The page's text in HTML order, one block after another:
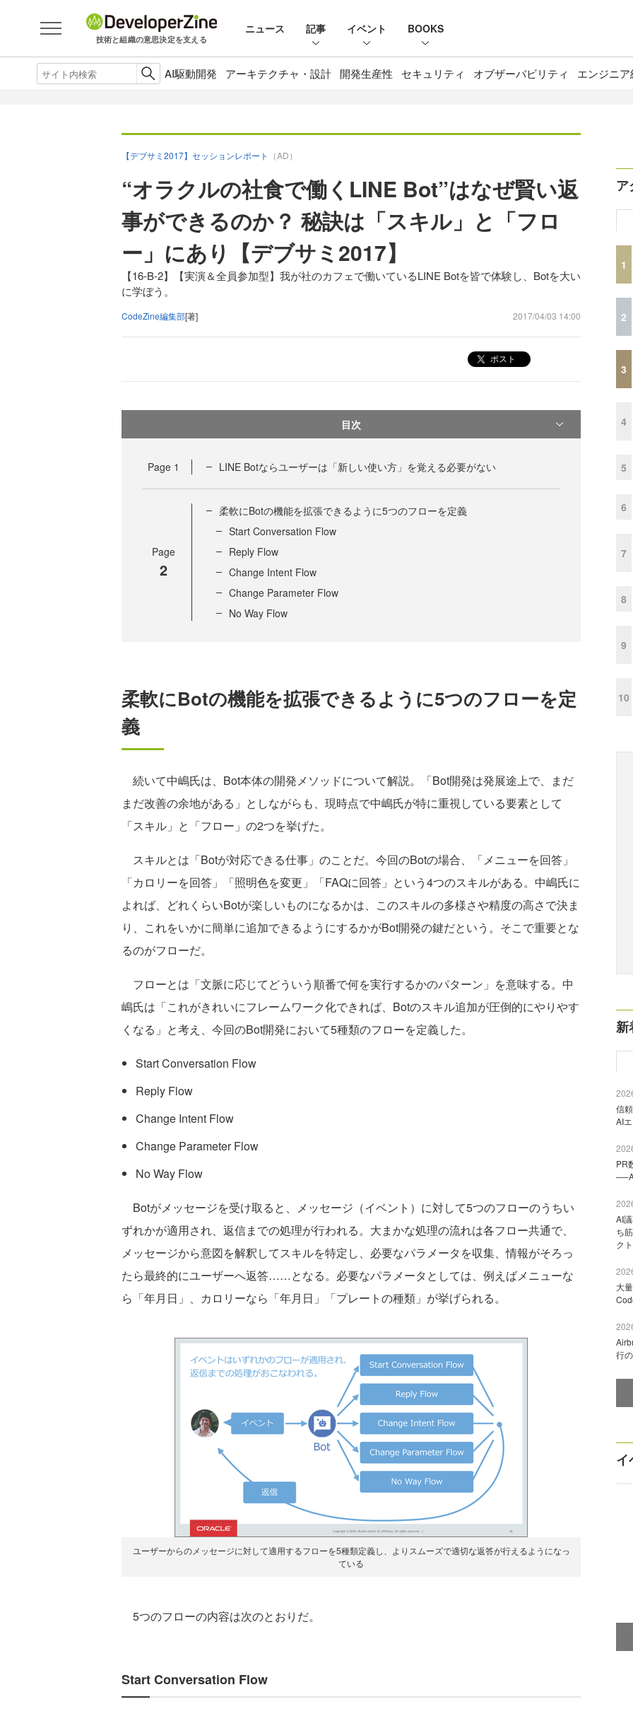
技術と組織の意思決定を支える
ニュース 記事 イベント BOOKS
AI駆動開発 アーキテクチャ・設計 開発生産性 セキュリティ オブザーバビリティ エンジニ
【デブサミ2017】セッションレポート （AD）
“オラクルの社食で働くLINE Bot”はなぜ賢い返
事ができるのか？ 秘訣は「スキル」と「フロ
ー」にあり【デブサミ2017】
【16-B-2】【実演＆全員参加型】我が社のカフェで働いているLINE Botを皆で体験し、Botを大い
に学ぼう。
CodeZine編集部[著] 2017/04/03 14:00
ポスト
目次
Page 1 LINE Botならユーザーは「新しい使い方」を覚える必要がない
Page
2
柔軟にBotの機能を拡張できるように5つのフローを定義
Start Conversation Flow
Reply Flow
Change Intent Flow
Change Parameter Flow
No Way Flow
柔軟にBotの機能を拡張できるように5つのフローを定
義
続いて中嶋氏は、Bot本体の開発メソッドについて解説。「Bot開発は発展途上で、まだ
まだ改善の余地がある」としながらも、現時点で中嶋氏が特に重視している要素として
「スキル」と「フロー」の2つを挙げた。
スキルとは「Botが対応できる仕事」のことだ。今回のBotの場合、「メニューを回答」
「カロリーを回答」「照明色を変更」「FAQに回答」という4つのスキルがある。中嶋氏に
よれば、どれくらいBotが楽しいものになるかは、このスキルの多様さや精度の高さで決ま
り、これをいかに簡単に追加できるようにするかがBot開発の鍵だという。そこで重要とな
るのがフローだ。
フローとは「文脈に応じてどういう順番で何を実行するかのパターン」を意味する。中
嶋氏は「これがきれいにフレームワーク化できれば、Botのスキル追加が圧倒的にやりやす
くなる」と考え、今回のBot開発において5種類のフローを定義した。
Start Conversation Flow
Reply Flow
Change Intent Flow
Change Parameter Flow
No Way Flow
Botがメッセージを受け取ると、メッセージ（イベント）に対して5つのフローのうちい
ずれかが適用され、返信までの処理が行われる。大まかな処理の流れは各フロー共通で、
メッセージから意図を解釈してスキルを特定し、必要なパラメータを収集、情報がそろっ
たら最終的にユーザーへ返答……となる。必要なパラメータとしては、例えばメニューな
ら「年月日」、カロリーなら「年月日」「プレートの種類」が挙げられる。
ユーザーからのメッセージに対して適用するフローを5種類定義し、よりスムーズで適切な返答が行えるようになっ
ている
5つのフローの内容は次のとおりだ。
Start Conversation Flow
ア
1
2
3
4
5
6
7
8
9
10
新
信
AI
PR
AI
ち
ク
大
行
イ